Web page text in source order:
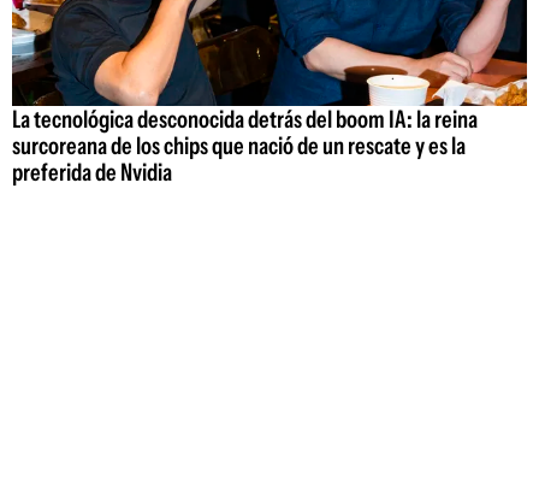
La tecnológica desconocida detrás del boom IA: la reina
surcoreana de los chips que nació de un rescate y es la
preferida de Nvidia